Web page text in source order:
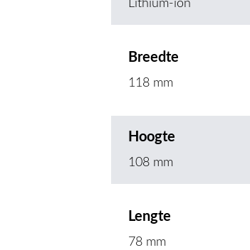
Lithium-ion
Breedte
118 mm
Hoogte
108 mm
Lengte
78 mm